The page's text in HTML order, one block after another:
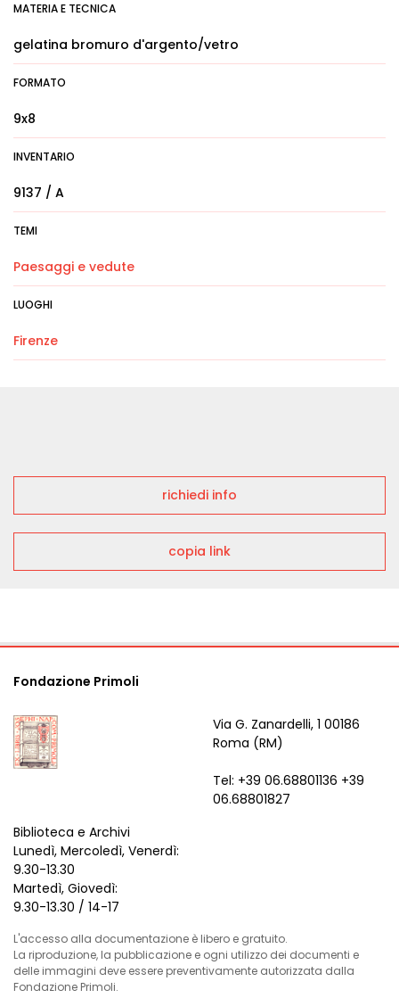
MATERIA E TECNICA
gelatina bromuro d'argento/vetro
FORMATO
9x8
INVENTARIO
9137 / A
TEMI
Paesaggi e vedute
LUOGHI
Firenze
richiedi info
copia link
Fondazione Primoli
Via G. Zanardelli, 1 00186
Roma (RM)
Tel: +39 06.68801136 +39
06.68801827
Biblioteca e Archivi
Lunedì, Mercoledì, Venerdì:
9.30-13.30
Martedì, Giovedì:
9.30-13.30 / 14-17
L'accesso alla documentazione è libero e gratuito.
La riproduzione, la pubblicazione e ogni utilizzo dei documenti e
delle immagini deve essere preventivamente autorizzata dalla
Fondazione Primoli.